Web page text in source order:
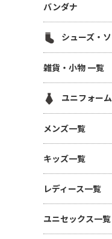
チ
麻(ヘンプ)・
ポーチ
ワンピース・ナ
ワークパンツ
ドライ素材パ
コットン・T/C
ナイロンパンツ
ミリタリーパ
レギンス・スパ
その他ボトムス
メッシュキャッ
コットンキャッ
フラットバイ
キャスケット
レー
ボトル・タンブ
ステーショナ
アルバム・フォ
キーホルダー
モバイル・PC
デスク雑貨
生活雑貨
インテリア雑貨
時計
暑さ・紫外線
ズ・扇風機
あったかグッ
傘・レイングッ
バンダナ
無地タオル
バンダナ(三角
ハンカチタオル
フェイスタオル
マフラータオル
バスタオル
リストバンド
シューズ・
シューズ
ソックス
雑貨・小物 一覧
ユニフォー
ネクタイ・コッ
三角巾
バンダナ・スカ
メンズ一覧
メンズTシャツ
メンズ ドライ
メンズ ポロシャ
メンズ トレーナ
キッズ一覧
キッズTシャツ
ベビー用アイ
キッズ ドライT
レディース一覧
レディース Tシ
レディース ド
ユニセックス一覧